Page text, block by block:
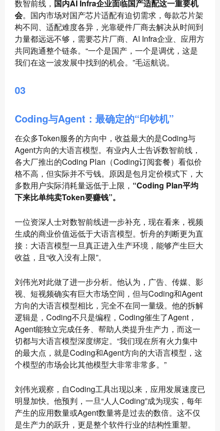
数智前线， 国内AI Infra企业面临国产适配这一重要机
会。国内市场对国产芯片适配有迫切需求，每款芯片架
构不同、适配难度各异，光靠硬件厂商去解决从时间到
力量都远远不够，需要芯片厂商、AI Infra企业、应用方
共同跑通整个链条。“一个是国产，一个是调优，这是
我们在这一波发展中找到的机会。”毛运航说。
03
Coding与Agent：最确定的“印钞机”
在众多Token服务的方向中，收益最大的是Coding与
Agent方向的大语言模型。有业内人士告诉数智前线，
各大厂推出的Coding Plan（Coding订阅套餐）看似价
格不高，但实际并不亏钱。原因是包月定价模式下，大
多数用户实际消耗量远低于上限， “Coding Plan平均
下来比单纯卖Token要赚钱”。
一位资深人士对数智前线进一步补充，现在看来，视频
生成的商业价值远低于大语言模型。忻舟的判断更为直
接：大语言模型一旦真正进入生产环境，能够产生巨大
收益，且“收入没有上限”。
刘伟光对此做了进一步分析。他认为，广告、传媒、影
视、短视频确实有巨大市场空间，但与Coding和Agent
方向的大语言模型相比，完全不在同一量级。他的拆解
逻辑是，Coding不只是编程，Coding催生了Agent，
Agent能独立完成任务、帮助人类提升生产力，而这一
切都与大语言模型深度绑定。“我们现在所有火力集中
的最大点，就是Coding和Agent方向的大语言模型，这
个模型的市场会比其他模型大非常非常多。”
刘伟光观察，自Coding工具出现以来，应用发展速度已
明显加快。他预判，一旦“人人Coding”成为现实，每年
产生的应用数量或Agent数量将是过去的数倍。这不仅
是生产力的跃升，更是整个软件行业的结构性重塑。